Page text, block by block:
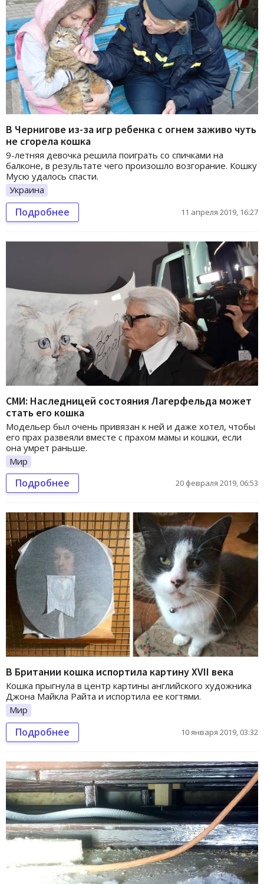
В Чернигове из-за игр ребенка с огнем заживо чуть
не сгорела кошка
9-летняя девочка решила поиграть со спичками на
балконе, в результате чего произошло возгорание. Кошку
Мусю удалось спасти.
Украина
Подробнее 11 апреля 2019, 16:27
СМИ: Наследницей состояния Лагерфельда может
стать его кошка
Модельер был очень привязан к ней и даже хотел, чтобы
его прах развеяли вместе с прахом мамы и кошки, если
она умрет раньше.
Мир
Подробнее 20 февраля 2019, 06:53
В Британии кошка испортила картину XVII века
Кошка прыгнула в центр картины английского художника
Джона Майкла Райта и испортила ее когтями.
Мир
Подробнее 10 января 2019, 03:32